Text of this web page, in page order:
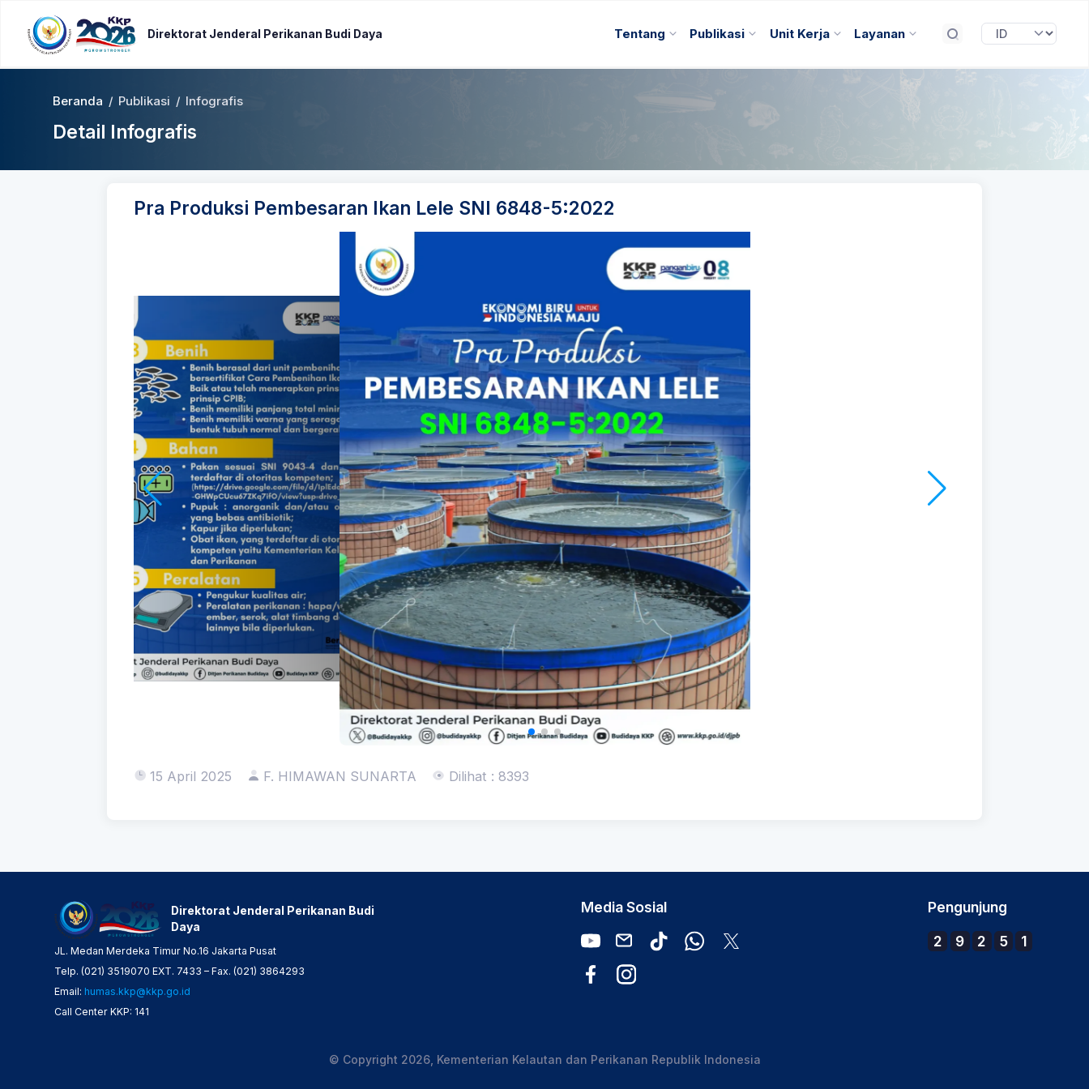
Direktorat Jenderal Perikanan Budi Daya Tentang Publikasi Unit Kerja Layanan
Beranda / Publikasi / Infografis
Detail Infografis
Pra Produksi Pembesaran Ikan Lele SNI 6848-5:2022
15 April 2025 F. HIMAWAN SUNARTA Dilihat : 8393
Direktorat Jenderal Perikanan Budi
Daya
JL. Medan Merdeka Timur No.16 Jakarta Pusat
Telp. (021) 3519070 EXT. 7433 – Fax. (021) 3864293
Email: humas.kkp@kkp.go.id
Call Center KKP: 141
Media Sosial Pengunjung
2 9 2 5 1
© Copyright 2026, Kementerian Kelautan dan Perikanan Republik Indonesia